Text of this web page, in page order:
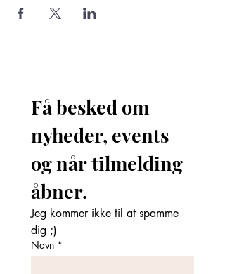
Få besked om
nyheder, events
og når tilmelding
Jeg kommer ikke til at spamme
dig ;)
Navn *